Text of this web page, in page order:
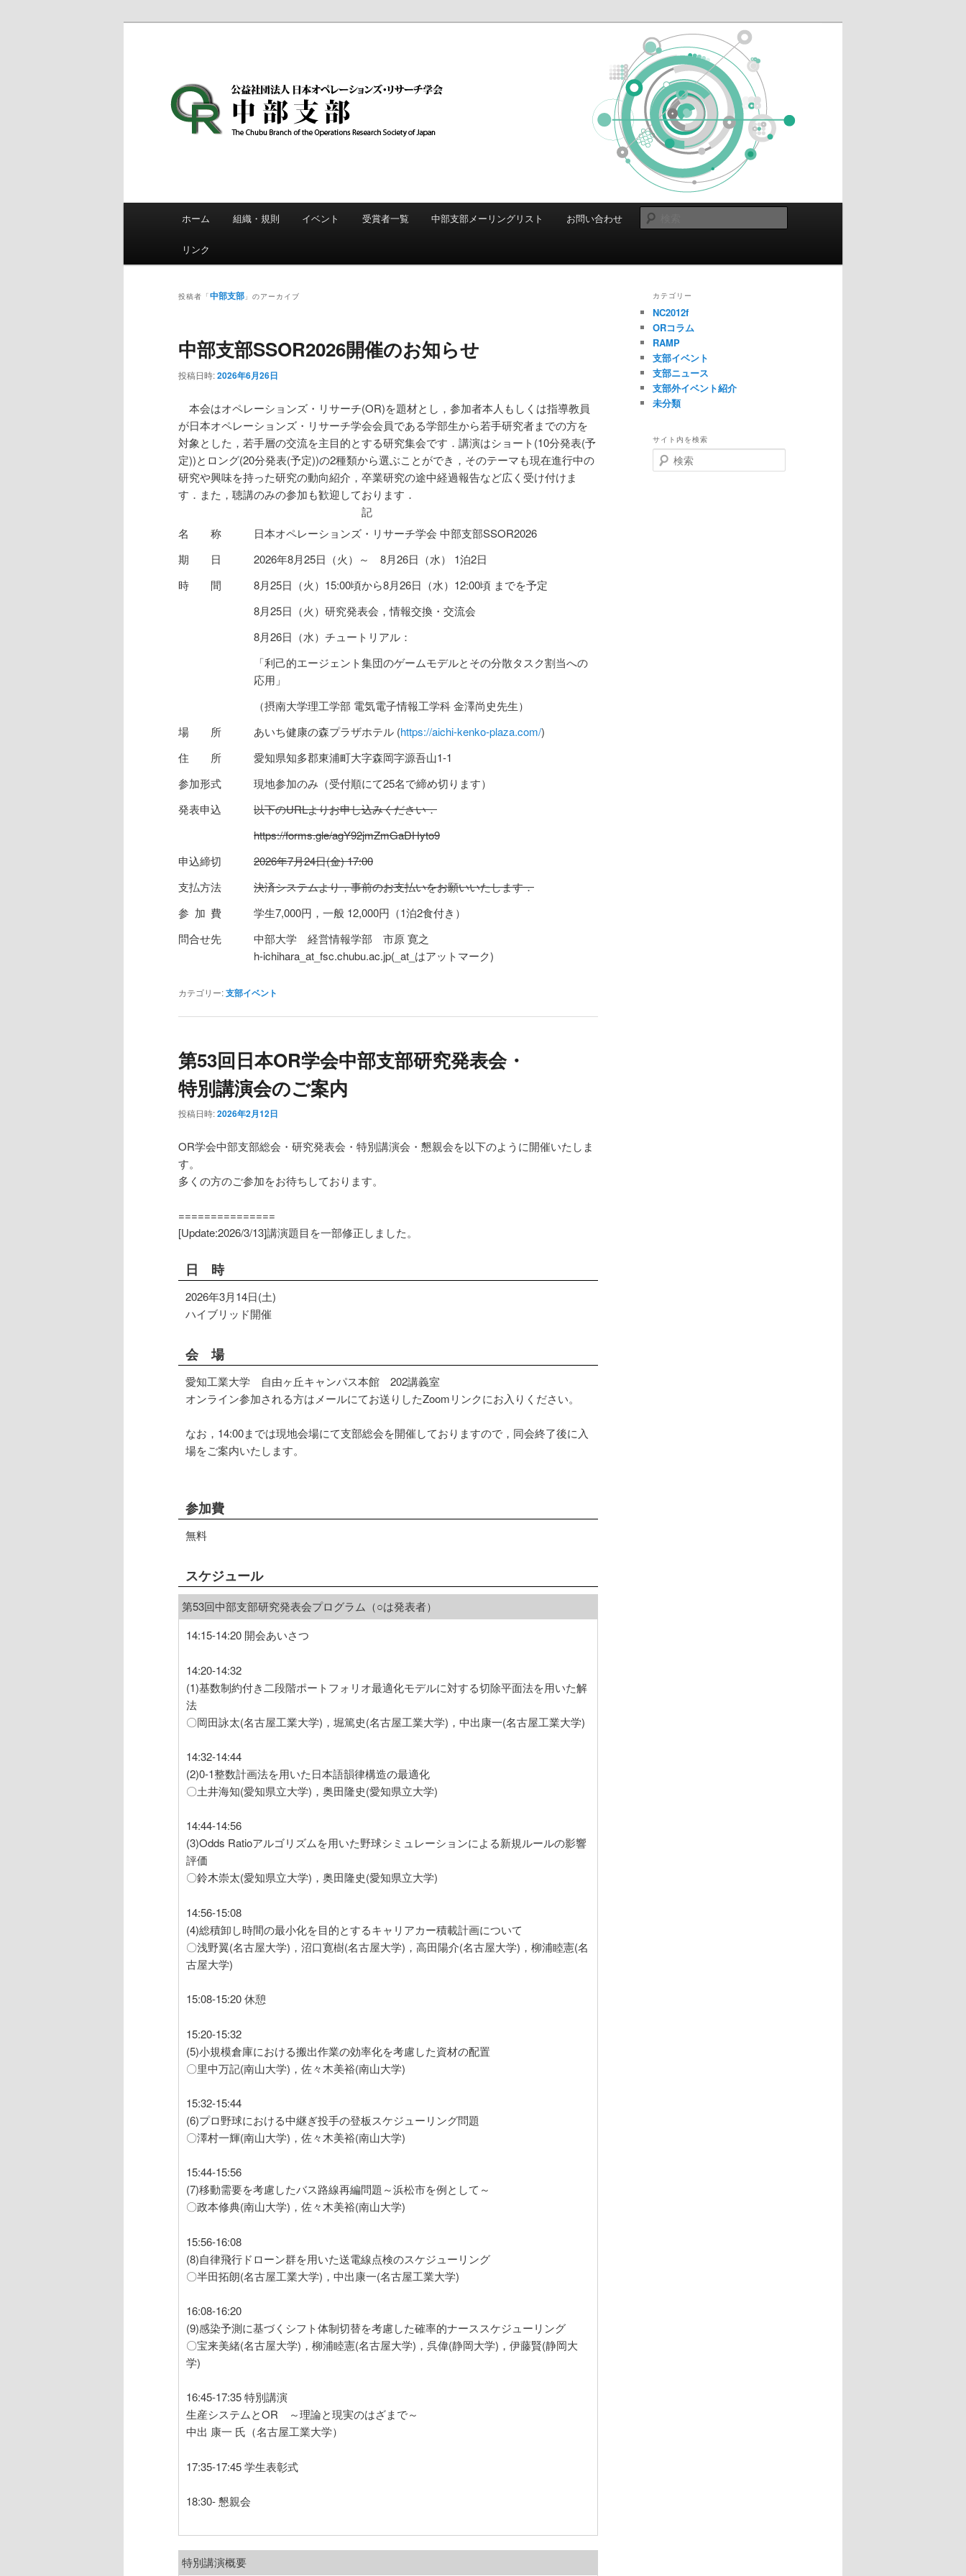
日本OR学会 中部支部
メ
ホーム 組織・規則 イベント 受賞者一覧 中部支部メーリングリスト お問い合わせ
リンク
投稿者「中部支部 」のアーカイブ
中部支部SSOR2026開催のお知らせ
投稿日時:2026年6月26日
本会はオペレーションズ・リサーチ(OR)を題材とし，参加者本人もしくは指導教員
が日本オペレーションズ・リサーチ学会会員である学部生から若手研究者までの方を
対象とした，若手層の交流を主目的とする研究集会です．講演はショート(10分発表(予
定))とロング(20分発表(予定))の2種類から選ぶことができ，そのテーマも現在進行中の
研究や興味を持った研究の動向紹介，卒業研究の途中経過報告など広く受け付けま
す．また，聴講のみの参加も歓迎しております．
記
名称
日本オペレーションズ・リサーチ学会 中部支部SSOR2026
期日
2026年8月25日（火）～ 8月26日（水） 1泊2日
時間
8月25日（火）15:00頃から8月26日（水）12:00頃 までを予定
8月25日（火）研究発表会，情報交換・交流会
8月26日（水）チュートリアル：
「利己的エージェント集団のゲームモデルとその分散タスク割当への
応用」
（摂南大学理工学部 電気電子情報工学科 金澤尚史先生）
場所
あいち健康の森プラザホテル (https://aichi-kenko-plaza.com/)
住所
愛知県知多郡東浦町大字森岡字源吾山1-1
参加形式
現地参加のみ（受付順にて25名で締め切ります）
発表申込
以下のURLよりお申し込みください．
https://forms.gle/agY92jmZmGaDHyto9
申込締切
2026年7月24日(金) 17:00
支払方法
決済システムより，事前のお支払いをお願いいたします．
参加費
学生7,000円，一般 12,000円（1泊2食付き）
問合せ先
中部大学 経営情報学部 市原 寛之
h-ichihara_at_fsc.chubu.ac.jp(_at_はアットマーク)
カテゴリー:支部イベント
第53回日本OR学会中部支部研究発表会・
特別講演会のご案内
投稿日時:2026年2月12日
OR学会中部支部総会・研究発表会・特別講演会・懇親会を以下のように開催いたしま
す。
多くの方のご参加をお待ちしております。
===============
[Update:2026/3/13]講演題目を一部修正しました。
日 時
2026年3月14日(土)
ハイブリッド開催
会 場
愛知工業大学 自由ヶ丘キャンパス本館 202講義室
オンライン参加される方はメールにてお送りしたZoomリンクにお入りください。
なお，14:00までは現地会場にて支部総会を開催しておりますので，同会終了後に入
場をご案内いたします。
参加費
無料
スケジュール
第53回中部支部研究発表会プログラム（○は発表者）
14:15-14:20 開会あいさつ
14:20-14:32
(1)基数制約付き二段階ポートフォリオ最適化モデルに対する切除平面法を用いた解
法
〇岡田詠太(名古屋工業大学)，堀篤史(名古屋工業大学)，中出康一(名古屋工業大学)
14:32-14:44
(2)0-1整数計画法を用いた日本語韻律構造の最適化
〇土井海知(愛知県立大学)，奥田隆史(愛知県立大学)
14:44-14:56
(3)Odds Ratioアルゴリズムを用いた野球シミュレーションによる新規ルールの影響
評価
〇鈴木崇太(愛知県立大学)，奥田隆史(愛知県立大学)
14:56-15:08
(4)総積卸し時間の最小化を目的とするキャリアカー積載計画について
〇浅野翼(名古屋大学)，沼口寛樹(名古屋大学)，高田陽介(名古屋大学)，柳浦睦憲(名
古屋大学)
15:08-15:20 休憩
15:20-15:32
(5)小規模倉庫における搬出作業の効率化を考慮した資材の配置
〇里中万記(南山大学)，佐々木美裕(南山大学)
15:32-15:44
(6)プロ野球における中継ぎ投手の登板スケジューリング問題
〇澤村一輝(南山大学)，佐々木美裕(南山大学)
15:44-15:56
(7)移動需要を考慮したバス路線再編問題～浜松市を例として～
〇政本修典(南山大学)，佐々木美裕(南山大学)
15:56-16:08
(8)自律飛行ドローン群を用いた送電線点検のスケジューリング
〇半田拓朗(名古屋工業大学)，中出康一(名古屋工業大学)
16:08-16:20
(9)感染予測に基づくシフト体制切替を考慮した確率的ナーススケジューリング
〇宝来美緒(名古屋大学)，柳浦睦憲(名古屋大学)，呉偉(静岡大学)，伊藤賢(静岡大
学)
16:45-17:35 特別講演
生産システムとOR ～理論と現実のはざまで～
中出 康一 氏（名古屋工業大学）
17:35-17:45 学生表彰式
18:30- 懇親会
特別講演概要
カテゴリー
NC2012f
ORコラム
RAMP
支部イベント
支部ニュース
支部外イベント紹介
未分類
サイト内を検索
検
索